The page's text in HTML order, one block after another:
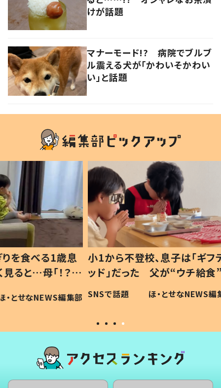
けが話題
マナーモード!? 病院でブルブ
ル震える犬が「かわいそかわい
い」と話題
歳息
？」
編集部
小1から不登校、息子は「ギフテ
ッド」だった 父が“ウチ給食”を
作り続ける理由とは #令和の親
#令和の子
SNSで話題 ほ・とせなNEWS編集部
ひ孫
が、抱
「涙
い」